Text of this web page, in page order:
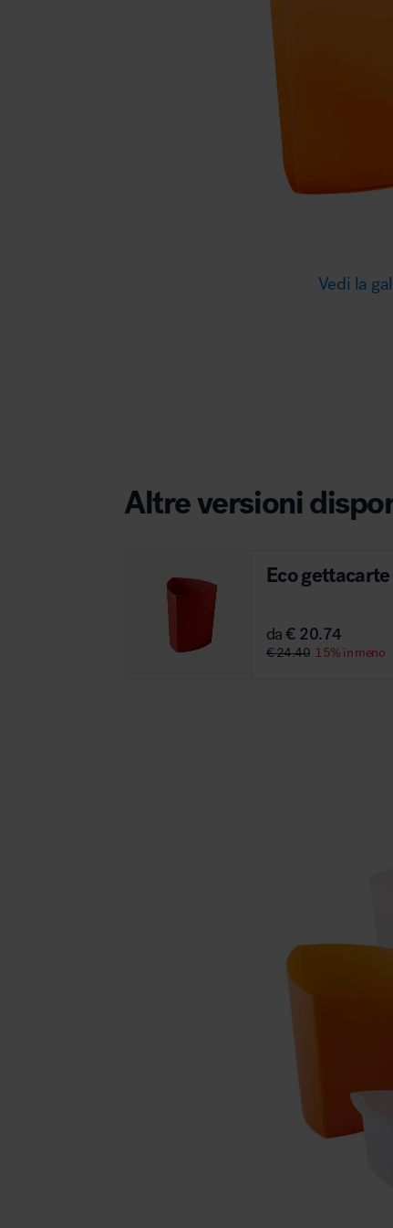
Area riunione e convegni
Area hospitality
Vedi la
Altre versioni
Eco gettacarte
da€ 20.74
€ 24.40 15% in meno